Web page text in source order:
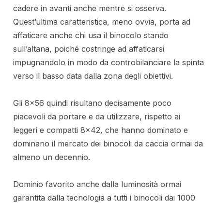
cadere in avanti anche mentre si osserva.
Quest’ultima caratteristica, meno ovvia, porta ad
affaticare anche chi usa il binocolo stando
sull’altana, poiché costringe ad affaticarsi
impugnandolo in modo da controbilanciare la spinta
verso il basso data dalla zona degli obiettivi.
Gli 8×56 quindi risultano decisamente poco
piacevoli da portare e da utilizzare, rispetto ai
leggeri e compatti 8×42, che hanno dominato e
dominano il mercato dei binocoli da caccia ormai da
almeno un decennio.
Dominio favorito anche dalla luminosità ormai
garantita dalla tecnologia a tutti i binocoli dai 1000